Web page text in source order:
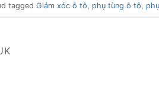
tagged Giảm xóc ô tô, phụ tùng ô tô,